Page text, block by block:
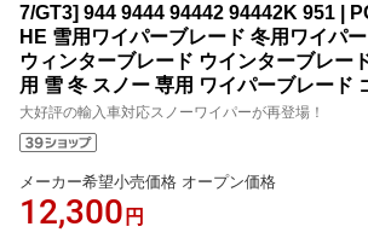
7/GT3] 944 9444 94442 94442K 951 |
HE 雪用ワイパーブレード 冬用ワイパ
ウィンターブレード ウインターブレー
用 雪 冬 スノー 専用 ワイパーブレード
大好評の輸入車対応スノーワイパーが再登場！
メーカー希望小売価格 オープン価格
12,300 円